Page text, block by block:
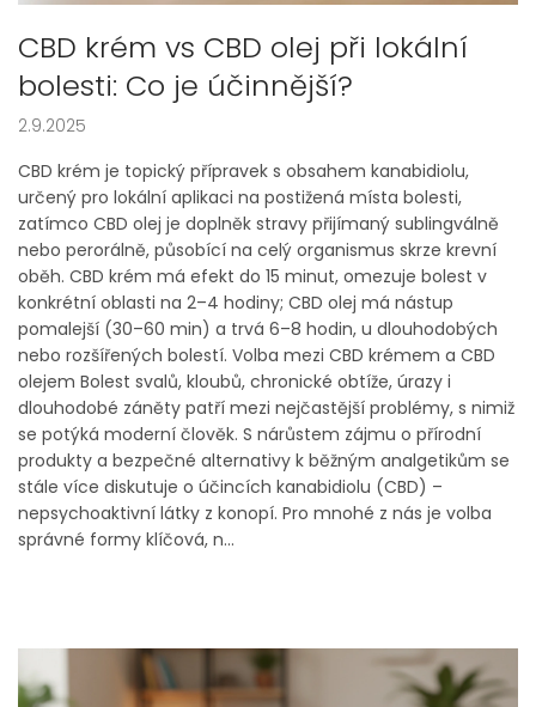
CBD krém vs CBD olej při lokální
bolesti: Co je účinnější?
2.9.2025
CBD krém je topický přípravek s obsahem kanabidiolu,
určený pro lokální aplikaci na postižená místa bolesti,
zatímco CBD olej je doplněk stravy přijímaný sublingválně
nebo perorálně, působící na celý organismus skrze krevní
oběh. CBD krém má efekt do 15 minut, omezuje bolest v
konkrétní oblasti na 2–4 hodiny; CBD olej má nástup
pomalejší (30–60 min) a trvá 6–8 hodin, u dlouhodobých
nebo rozšířených bolestí. Volba mezi CBD krémem a CBD
olejem Bolest svalů, kloubů, chronické obtíže, úrazy i
dlouhodobé záněty patří mezi nejčastější problémy, s nimiž
se potýká moderní člověk. S nárůstem zájmu o přírodní
produkty a bezpečné alternativy k běžným analgetikům se
stále více diskutuje o účincích kanabidiolu (CBD) –
nepsychoaktivní látky z konopí. Pro mnohé z nás je volba
správné formy klíčová, n...